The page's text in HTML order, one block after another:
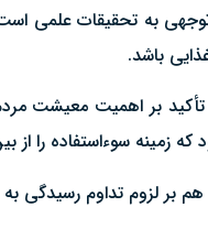
به تحقیقات علمی است
باشد.
بر اهمیت معیشت
که زمینه سوءاستفاده را از
بر لزوم تداوم رسیدگی